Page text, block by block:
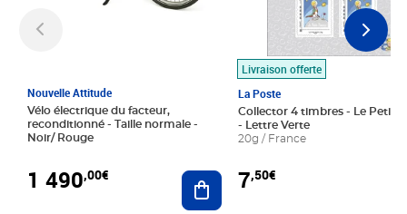
Nouvelle Attitude
Vélo électrique du facteur,
reconditionné - Taille normale -
Noir/ Rouge
1 490,00€ Ajouter au panier
Livraison offerte
La Poste
Collector 4 timbres - Le Petit
- Lettre Verte
20g / France
7,50€